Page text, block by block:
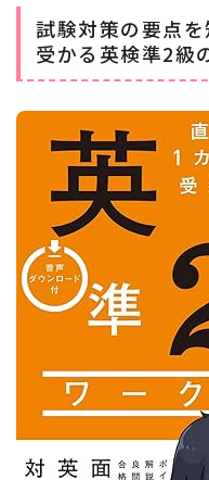
試験対策の要点
受かる英検準2級